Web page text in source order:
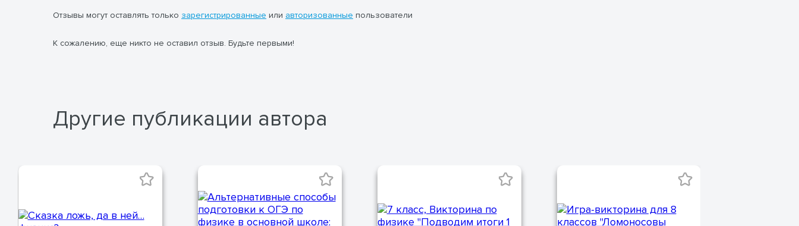
балла за каждую верно заполненную строку).
В случае равного количества баллов у
Отзывы могут оставлять только зарегистрированные или авторизованные пользователи
К сожалению, еще никто не оставил отзыв. Будьте первыми!
Другие публикации автора